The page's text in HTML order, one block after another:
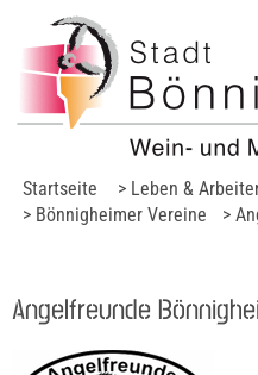
Startseite > Leben &
> Bönnigheimer Vereine
>
Angelfreunde